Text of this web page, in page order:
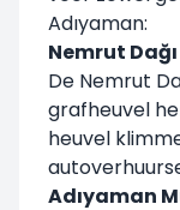
Adıyaman:
Nemrut Dağı
De Nemrut
grafheuvel
heuvel
Adıyaman